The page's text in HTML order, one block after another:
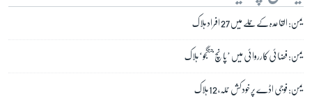
یمن: القاعدہ کے حملے میں 27 افراد ہلاک
یمن: فضائی کارروائی میں ’پانچ جنگجو‘ ہلاک
یمن: فوجی اڈے پر خودکش حملہ، 12 ہلاک